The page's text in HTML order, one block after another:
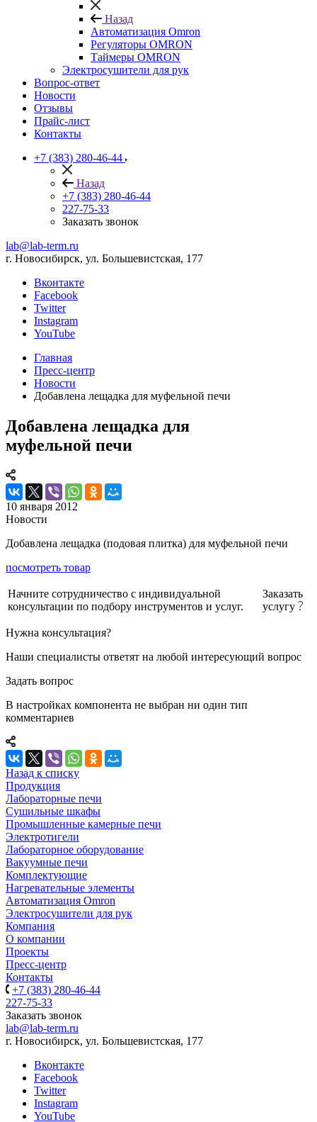
Назад
Автоматизация Omron
Регуляторы OMRON
Таймеры OMRON
Электросушители для рук
Вопрос-ответ
Новости
Отзывы
Прайс-лист
Контакты
+7 (383) 280-46-44
Назад
+7 (383) 280-46-44
227-75-33
Заказать звонок
lab@lab-term.ru
г. Новосибирск, ул. Большевистская, 177
Вконтакте
Facebook
Twitter
Instagram
YouTube
Главная
Пресс-центр
Новости
Добавлена лещадка для муфельной печи
Добавлена лещадка для
муфельной печи
10 января 2012
Новости
Добавлена лещадка (подовая плитка) для муфельной печи
посмотреть товар
Начните сотрудничество с индивидуальной
консультации по подбору инструментов и услуг.
Заказать
услугу
Нужна консультация?
Наши специалисты ответят на любой интересующий вопрос
Задать вопрос
В настройках компонента не выбран ни один тип
комментариев
Назад к списку
Продукция
Лабораторные печи
Сушильные шкафы
Промышленные камерные печи
Электротигели
Лабораторное оборудование
Вакуумные печи
Комплектующие
Нагревательные элементы
Автоматизация Omron
Электросушители для рук
Компания
О компании
Проекты
Пресс-центр
Контакты
+7 (383) 280-46-44
227-75-33
Заказать звонок
lab@lab-term.ru
г. Новосибирск, ул. Большевистская, 177
Вконтакте
Facebook
Twitter
Instagram
YouTube